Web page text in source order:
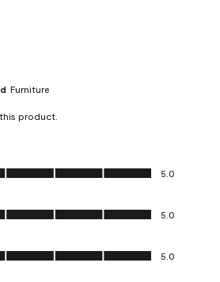
Furniture
product.
out of 5
5.0
out of 5
5.0
out of 5
5.0